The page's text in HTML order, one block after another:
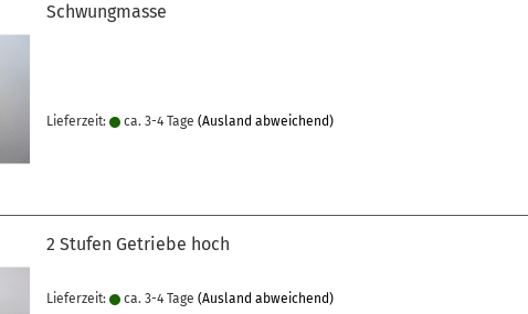
Schwungmasse
Lieferzeit: ca. 3-4 Tage (Ausland abweichend)
2 Stufen Getriebe hoch
Lieferzeit: ca. 3-4 Tage (Ausland abweichend)